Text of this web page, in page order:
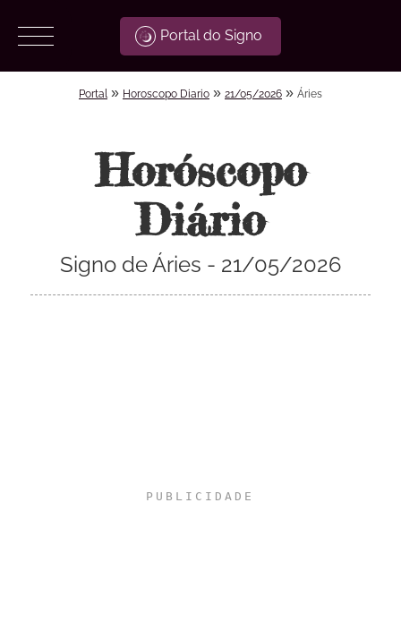
Portal do Signo
Portal » Horoscopo Diario » 21/05/2026 » Áries
Horóscopo
Diário
Signo de Áries - 21/05/2026